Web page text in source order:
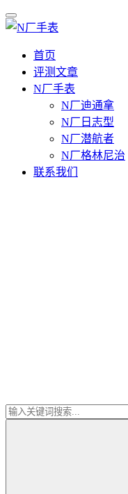
首页
评测文章
N厂手表
N厂迪通拿
N厂日志型
N厂潜航者
N厂格林尼治
联系我们